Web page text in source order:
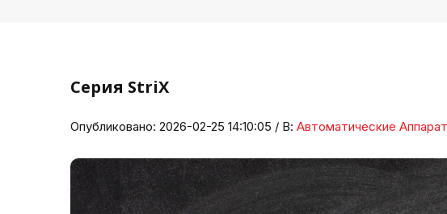
Серия StriX
Опубликовано: 2026-02-25 14:10:05 / В: Автоматические